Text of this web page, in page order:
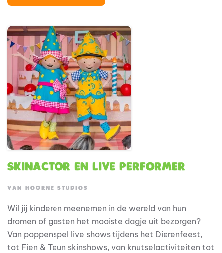
locaties. Zit je vol ambitie? En ben je op zoek naar
Skinactor en live performer
VAN HOORNE STUDIOS
Wil jij kinderen meenemen in de wereld van hun
dromen of gasten het mooiste dagje uit bezorgen?
Van poppenspel live shows tijdens het Dierenfeest,
tot Fien & Teun skinshows, van knutselactiviteiten tot